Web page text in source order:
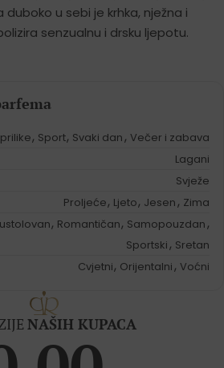
duboko u sebi je krhka, nježna i
senzualnu i drsku ljepotu.
, Sport, Svaki dan , Večer i zabava
Lagani
Svježe
Proljeće, Ljeto, Jesen , Zima
, Romantičan, Samopouzdan ,
Sportski , Sretan
Cvjetni, Orijentalni , Voćni
NAŠIH KUPACA